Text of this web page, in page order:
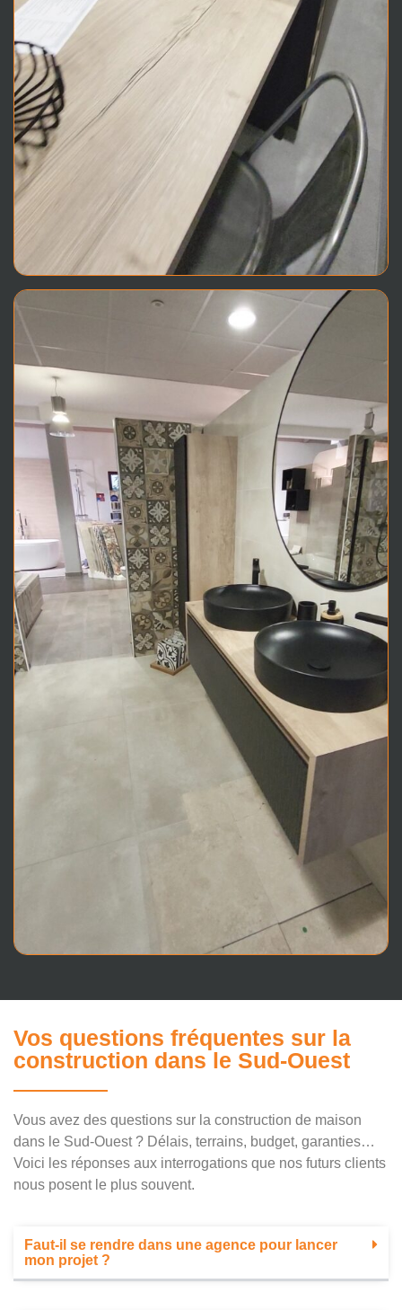
Vos questions fréquentes sur la
construction dans le Sud-Ouest
Vous avez des questions sur la construction de maison
dans le Sud-Ouest ? Délais, terrains, budget, garanties…
Voici les réponses aux interrogations que nos futurs clients
nous posent le plus souvent.
Faut-il se rendre dans une agence pour lancer
mon projet ?